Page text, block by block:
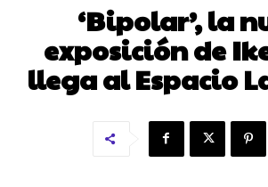
‘Bipolar’, la
exposición de
llega al Espacio